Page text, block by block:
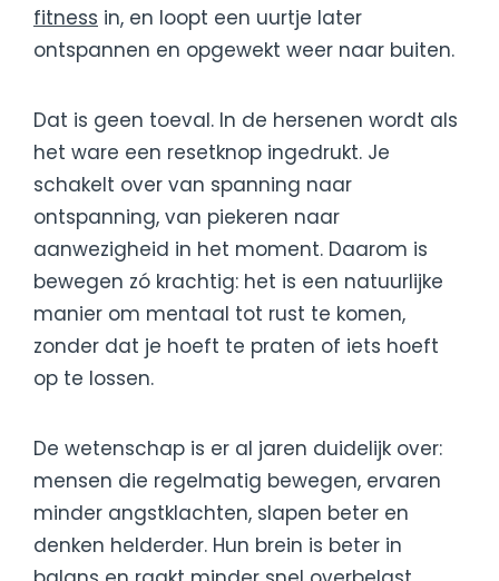
fitness in, en loopt een uurtje later
ontspannen en opgewekt weer naar buiten.
Dat is geen toeval. In de hersenen wordt als
het ware een resetknop ingedrukt. Je
schakelt over van spanning naar
ontspanning, van piekeren naar
aanwezigheid in het moment. Daarom is
bewegen zó krachtig: het is een natuurlijke
manier om mentaal tot rust te komen,
zonder dat je hoeft te praten of iets hoeft
op te lossen.
De wetenschap is er al jaren duidelijk over:
mensen die regelmatig bewegen, ervaren
minder angstklachten, slapen beter en
denken helderder. Hun brein is beter in